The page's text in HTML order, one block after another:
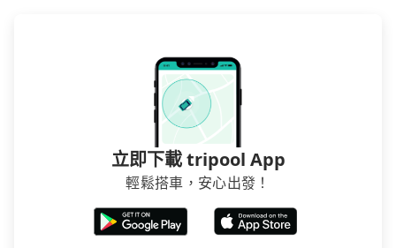
立即下載 tripool App
輕鬆搭車，安心出發！